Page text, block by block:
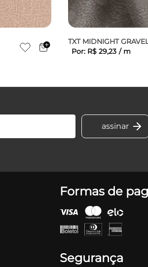
TXT MIDNIGHT
Por: R$ 29,23 / m
Formas de
Segurança